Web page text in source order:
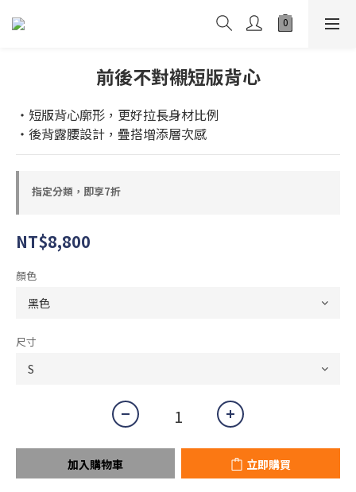
前後不對襯短版背心
・短版背心廓形，更好拉長身材比例
・後背露腰設計，疊搭增添層次感
指定分類，即享7折
NT$8,800
顏色
尺寸
加入購物車 立即購買